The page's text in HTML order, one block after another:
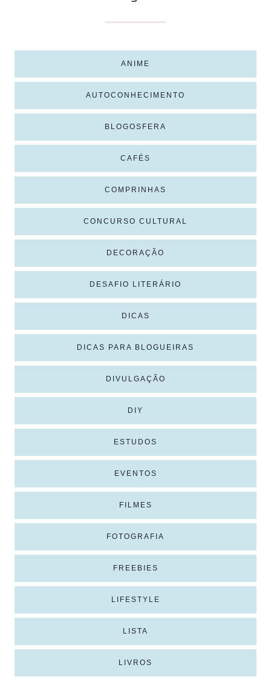
ANIME
AUTOCONHECIMENTO
BLOGOSFERA
CAFÉS
COMPRINHAS
CONCURSO CULTURAL
DECORAÇÃO
DESAFIO LITERÁRIO
DICAS
DICAS PARA BLOGUEIRAS
DIVULGAÇÃO
DIY
ESTUDOS
EVENTOS
FILMES
FOTOGRAFIA
FREEBIES
LIFESTYLE
LISTA
LIVROS